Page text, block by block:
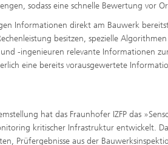
sodass eine schnelle Bewertung vor
Informationen direkt am Bauwerk
besitzen, spezielle
-ingenieuren relevante Informationen
eine bereits vorausgewertete
hat das Fraunhofer IZFP das
kritischer Infrastruktur entwickelt.
Prüfergebnisse aus der